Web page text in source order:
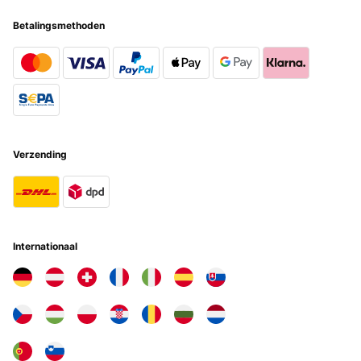
12/12/2025
Sehr tolle gärat. Bis jetzt bin ich sehr zufrieden.
Amazon-Benutzer
Vertaal
GECONTROLEERDE BEOORDELING
Betalingsmethoden
Verzending
Internationaal